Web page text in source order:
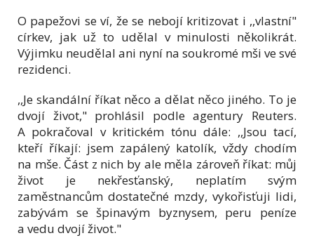
O papežovi se ví, že se nebojí kritizovat i ,,vlastní"
církev, jak už to udělal v minulosti několikrát.
Výjimku neudělal ani nyní na soukromé mši ve své
rezidenci.
,,Je skandální říkat něco a dělat něco jiného. To je
dvojí život," prohlásil podle agentury Reuters.
A pokračoval v kritickém tónu dále: ,,Jsou tací,
kteří říkají: jsem zapálený katolík, vždy chodím
na mše. Část z nich by ale měla zároveň říkat: můj
život je nekřesťanský, neplatím svým
zaměstnancům dostatečné mzdy, vykořisťuji lidi,
zabývám se špinavým byznysem, peru peníze
a vedu dvojí život."